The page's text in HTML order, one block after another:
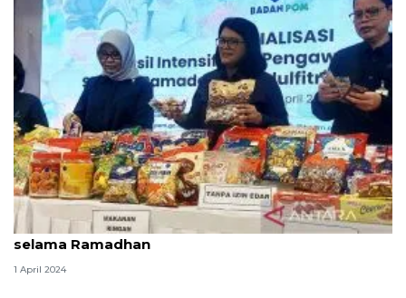
BPOM sita 188.640 item produk pangan ilegal
selama Ramadhan
1 April 2024